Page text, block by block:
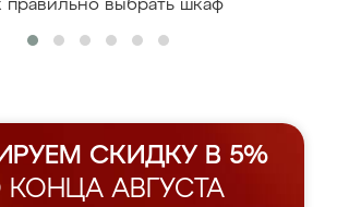
правильно выбрать шкаф
СКИДКУ В 5%
АВГУСТА